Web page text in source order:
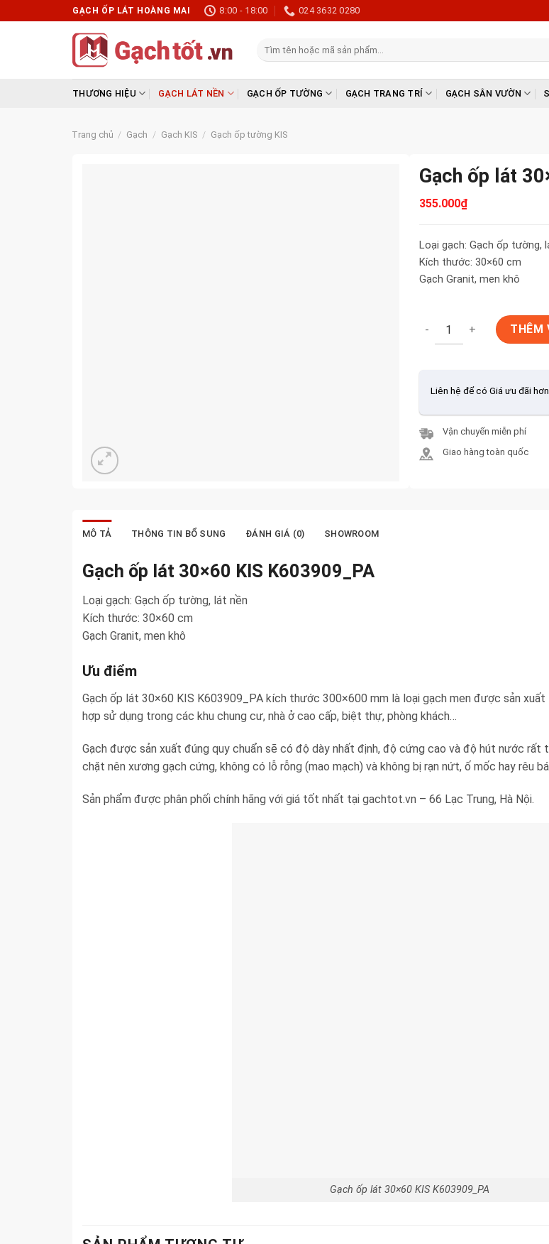
to
GẠCH ỐP LÁT HOÀNG MAI 8:00 - 18:00 024 3632 0280
Tìm
THƯƠNG HIỆU GẠCH LÁT NỀN GẠCH ỐP TƯỜNG GẠCH TRANG TRÍ GẠCH SÂN VƯỜN
Trang chủ / Gạch / Gạch KIS / Gạch ốp tường KIS
Gạch ốp lát
355.000₫
Loại gạch: Gạch ốp tường,
Kích thước: 30×60 cm
Gạch Granit, men khô
Gạch ốp lát 30x60 KISTHÊM
Liên hệ để có Giá ưu đãi hơn
Vận chuyển miễn phí
Giao hàng toàn quốc
MÔ TẢ THÔNG TIN BỔ SUNG ĐÁNH GIÁ (0) SHOWROOM
Gạch ốp lát 30×60 KIS K603909_PA
Loại gạch: Gạch ốp tường, lát nền
Kích thước: 30×60 cm
Gạch Granit, men khô
Ưu điểm
Gạch ốp lát 30×60 KIS K603909_PA kích thước 300×600 mm là loại gạch men được sản
hợp sử dụng trong các khu chung cư, nhà ở cao cấp, biệt thự, phòng khách…
Gạch được sản xuất đúng quy chuẩn sẽ có độ dày nhất định, độ cứng cao và độ hút nước rất
chặt nên xương gạch cứng, không có lỗ rỗng (mao mạch) và không bị rạn nứt, ố mốc hay rêu
Sản phẩm được phân phối chính hãng với giá tốt nhất tại gachtot.vn – 66 Lạc Trung, Hà Nội.
Gạch ốp lát 30×60 KIS K603909_PA